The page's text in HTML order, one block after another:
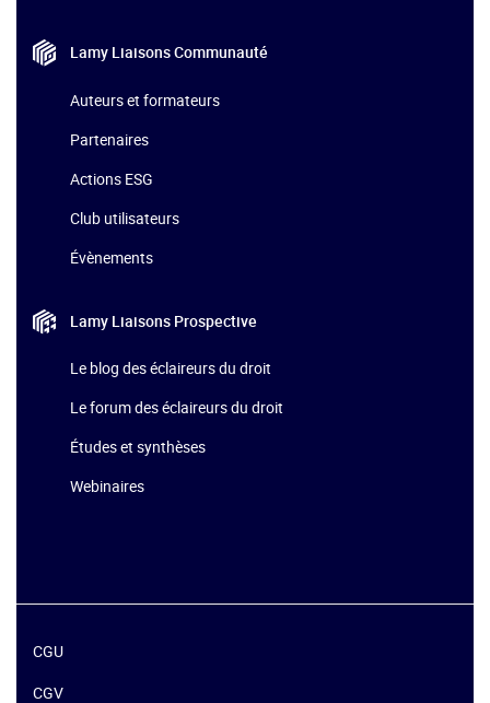
Lamy LiaisonsCommunauté
Auteurs et formateurs
Partenaires
Actions ESG
Club utilisateurs
Évènements
Lamy Liaisons Prospective
Le blog des éclaireurs du droit
Le forum des éclaireurs du droit
Études et synthèses
Webinaires
CGU
CGV